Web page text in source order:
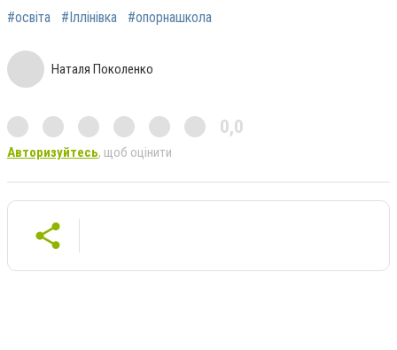
#освіта #Іллінівка #опорнашкола
Наталя Поколенко
0,0
Авторизуйтесь, щоб оцінити